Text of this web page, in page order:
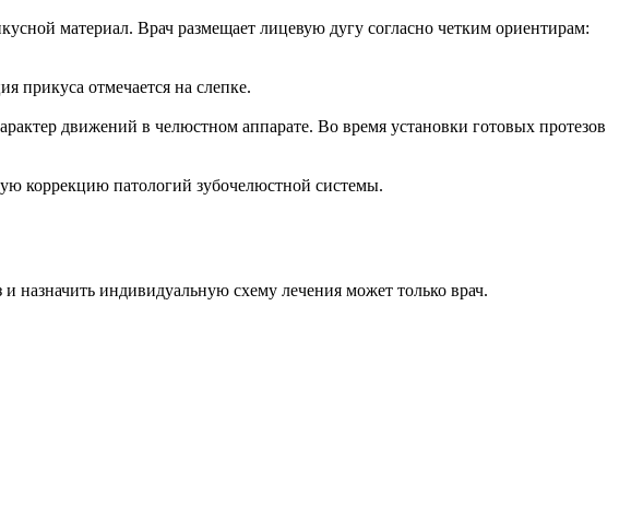
материал. Врач размещает лицевую дугу согласно четким ориентирам:
прикуса отмечается на слепке.
движений в челюстном аппарате. Во время установки готовых протезов
коррекцию патологий зубочелюстной системы.
назначить индивидуальную схему лечения может только врач.